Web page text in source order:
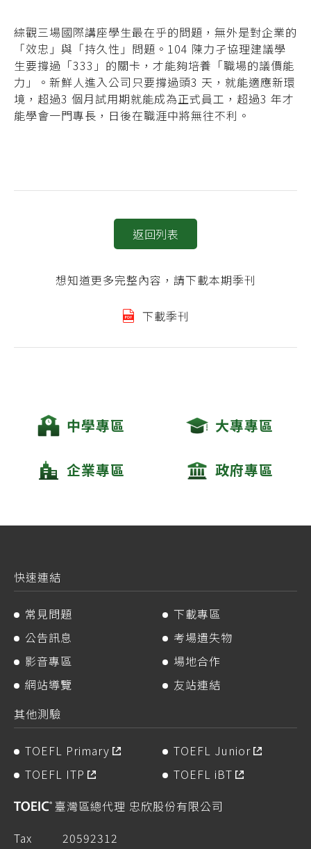
綜觀三場國際講座學生最在乎的問題，無外是對企業的
「效忠」與「持久性」問題。104 陳力孑協理建議學
生要撐過「333」的關卡，才能夠培養「職場的議價能
力」。新鮮人進入公司只要撐過頭3 天，就能適應新環
境，超過3 個月試用期就能成為正式員工，超過3 年才
能學會一門專長，日後在職涯中將無往不利。
返回列表
想知道更多完整內容，請下載本期季刊
下載季刊
中學專區 大專專區
企業專區 政府專區
快速連結
常見問題
下載專區
公告訊息
考場遺失物
影音專區
場地合作
網站導覽
友站連結
其他測驗
TOEFL Primary
TOEFL Junior
TOEFL ITP
TOEFL iBT
臺灣區總代理 忠欣股份有限公司
Tax
20592312